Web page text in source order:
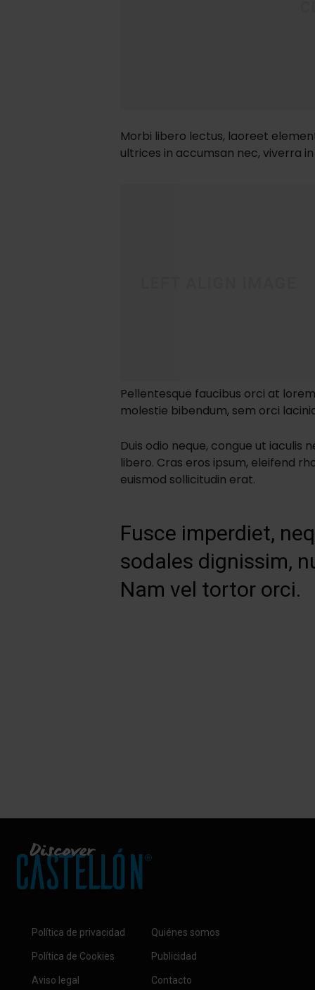
Morbi libero lectus, laoreet
ultrices in accumsan nec, viverra in
Pellentesque faucibus orci at
molestie bibendum, sem orci
Duis odio neque, congue ut iaculis
libero. Cras eros ipsum, eleifend
euismod sollicitudin erat.
Fusce imperdiet,
sodales dignissim,
Nam vel tortor orci.
Política de privacidad
Política de Cookies
Aviso legal
Quiénes somos
Publicidad
Contacto